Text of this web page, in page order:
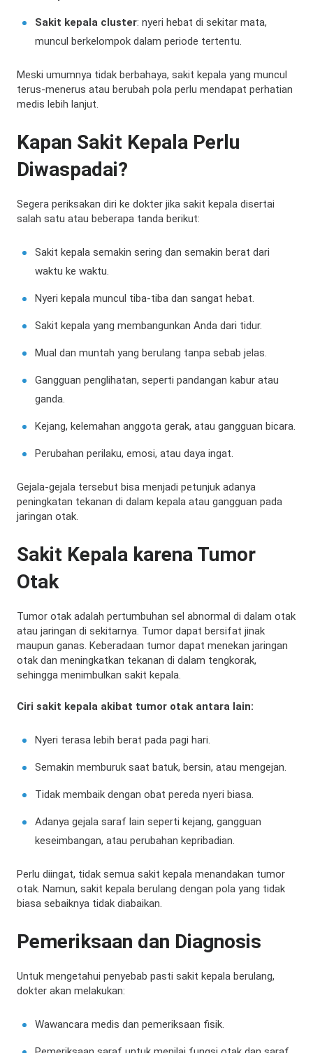
Sakit kepala cluster: nyeri hebat di sekitar mata,
muncul berkelompok dalam periode tertentu.
Meski umumnya tidak berbahaya, sakit kepala yang muncul
terus-menerus atau berubah pola perlu mendapat perhatian
medis lebih lanjut.
Kapan Sakit Kepala Perlu
Diwaspadai?
Segera periksakan diri ke dokter jika sakit kepala disertai
salah satu atau beberapa tanda berikut:
Sakit kepala semakin sering dan semakin berat dari
waktu ke waktu.
Nyeri kepala muncul tiba-tiba dan sangat hebat.
Sakit kepala yang membangunkan Anda dari tidur.
Mual dan muntah yang berulang tanpa sebab jelas.
Gangguan penglihatan, seperti pandangan kabur atau
ganda.
Kejang, kelemahan anggota gerak, atau gangguan bicara.
Perubahan perilaku, emosi, atau daya ingat.
Gejala-gejala tersebut bisa menjadi petunjuk adanya
peningkatan tekanan di dalam kepala atau gangguan pada
jaringan otak.
Sakit Kepala karena Tumor
Otak
Tumor otak adalah pertumbuhan sel abnormal di dalam otak
atau jaringan di sekitarnya. Tumor dapat bersifat jinak
maupun ganas. Keberadaan tumor dapat menekan jaringan
otak dan meningkatkan tekanan di dalam tengkorak,
sehingga menimbulkan sakit kepala.
Ciri sakit kepala akibat tumor otak antara lain:
Nyeri terasa lebih berat pada pagi hari.
Semakin memburuk saat batuk, bersin, atau mengejan.
Tidak membaik dengan obat pereda nyeri biasa.
Adanya gejala saraf lain seperti kejang, gangguan
keseimbangan, atau perubahan kepribadian.
Perlu diingat, tidak semua sakit kepala menandakan tumor
otak. Namun, sakit kepala berulang dengan pola yang tidak
biasa sebaiknya tidak diabaikan.
Pemeriksaan dan Diagnosis
Untuk mengetahui penyebab pasti sakit kepala berulang,
dokter akan melakukan:
Wawancara medis dan pemeriksaan fisik.